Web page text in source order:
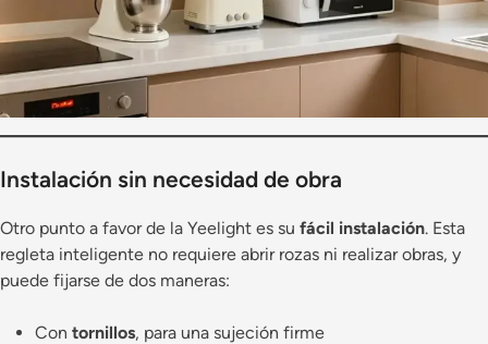
Instalación sin necesidad de obra
Otro punto a favor de la Yeelight es su fácil instalación. Esta
regleta inteligente no requiere abrir rozas ni realizar obras, y
puede fijarse de dos maneras:
Con tornillos, para una sujeción firme